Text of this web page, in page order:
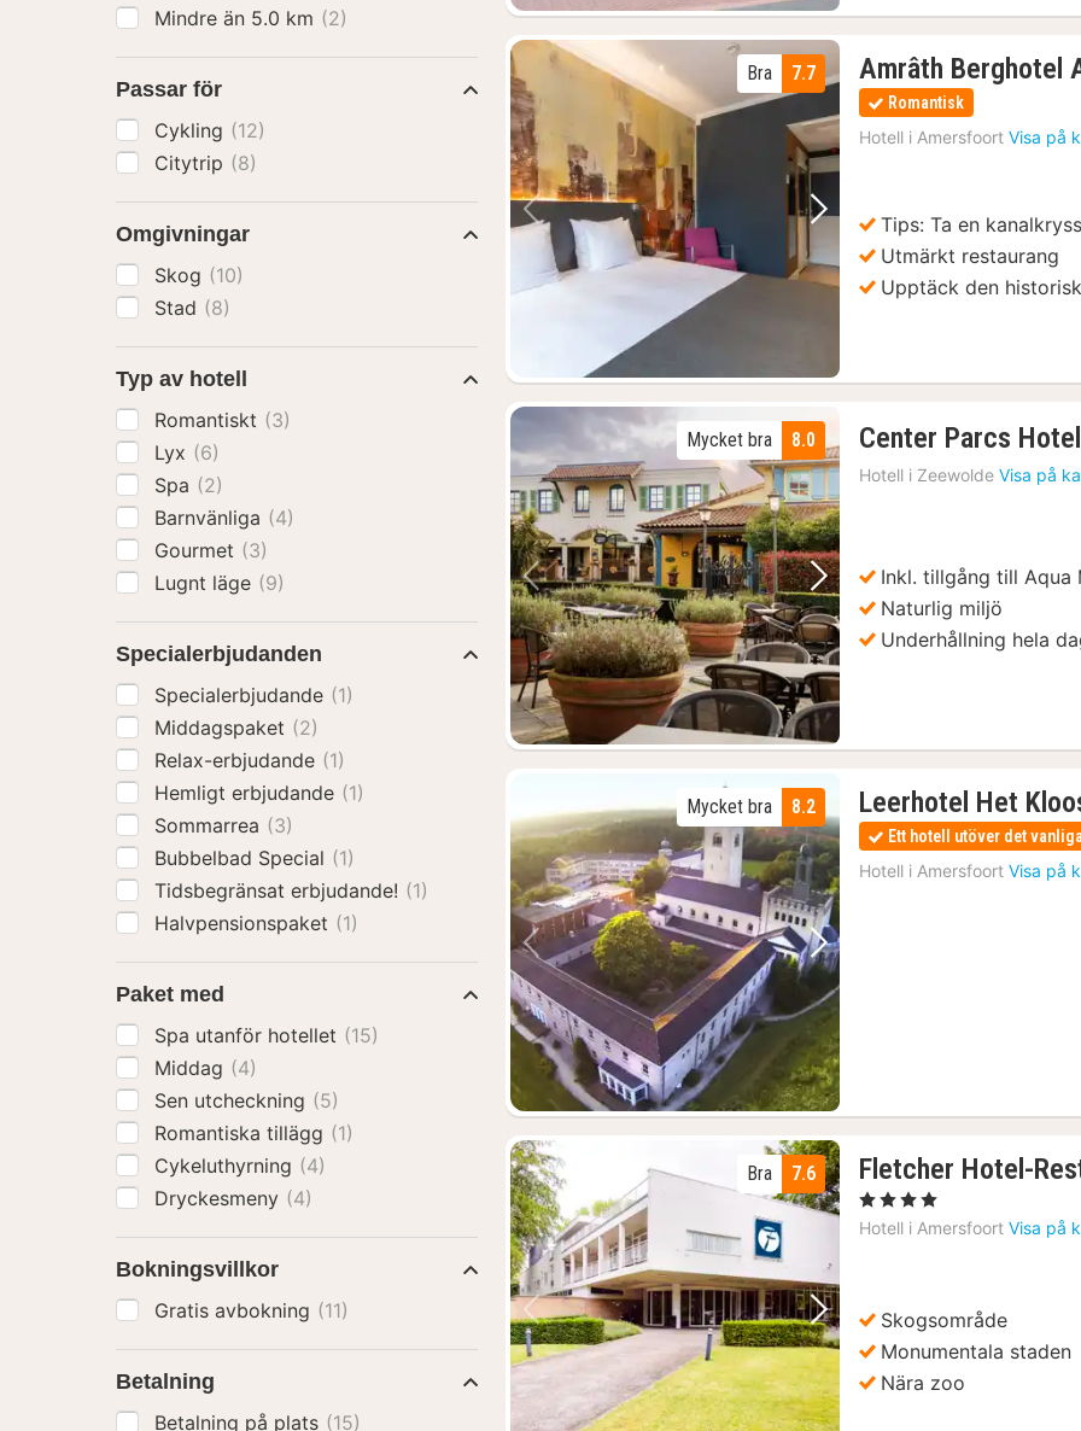
Föregående bild Nästa bild
7.7
Bra Amrâth Berghotel
Romantisk
Hotell i Amersfoort Visa på
Tips: Ta en
Utmärkt restaurang
Upptäck den
Föregående bild Nästa bild
8.0
Mycket bra Center Parcs
Hotell i Zeewolde Visa på
Inkl. tillgång till Aqua
Naturlig miljö
Underhållning hela
Föregående bild Nästa bild
8.2
Mycket bra Leerhotel Het
Ett hotell utöver det vanliga
Hotell i Amersfoort Visa på
Föregående bild Nästa bild
7.6
Bra Fletcher Hotel-
, 4 Stjärnor
Hotell i Amersfoort Visa på
Skogsområde
Monumentala staden
Nära zoo
Mindre än 5.0 km (2)
Passar för
Cykling (12)
Citytrip (8)
Omgivningar
Skog (10)
Stad (8)
Typ av hotell
Romantiskt (3)
Lyx (6)
Spa (2)
Barnvänliga (4)
Gourmet (3)
Lugnt läge (9)
Specialerbjudanden
Specialerbjudande (1)
Middagspaket (2)
Relax-erbjudande (1)
Hemligt erbjudande (1)
Sommarrea (3)
Bubbelbad Special (1)
Tidsbegränsat erbjudande! (1)
Halvpensionspaket (1)
Paket med
Spa utanför hotellet (15)
Middag (4)
Sen utcheckning (5)
Romantiska tillägg (1)
Cykeluthyrning (4)
Dryckesmeny (4)
Bokningsvillkor
Gratis avbokning (11)
Betalning
Betalning på plats (15)